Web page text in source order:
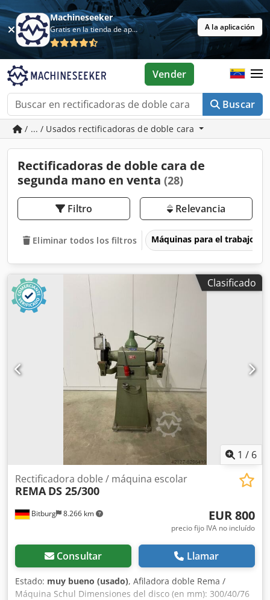
Machineseeker
Gratis en la tienda de aplicaciones A la aplicación
Buscar
Vender
/ ... / Usados rectificadoras de doble cara
Rectificadoras de doble cara de
segunda mano en venta (28)
Filtro Relevancia
Eliminar todos los filtros Máquinas para el trabajo
Clasificado
1 / 6
Bitburg 8.266 km
Rectificadora doble / máquina escolar
REMA DS 25/300
EUR 800
precio fijo IVA no incluído
Consultar Llamar
Estado: muy bueno (usado), Afiladora doble Rema /
Máquina Schul Dimensiones del disco (en mm): 300/40/76